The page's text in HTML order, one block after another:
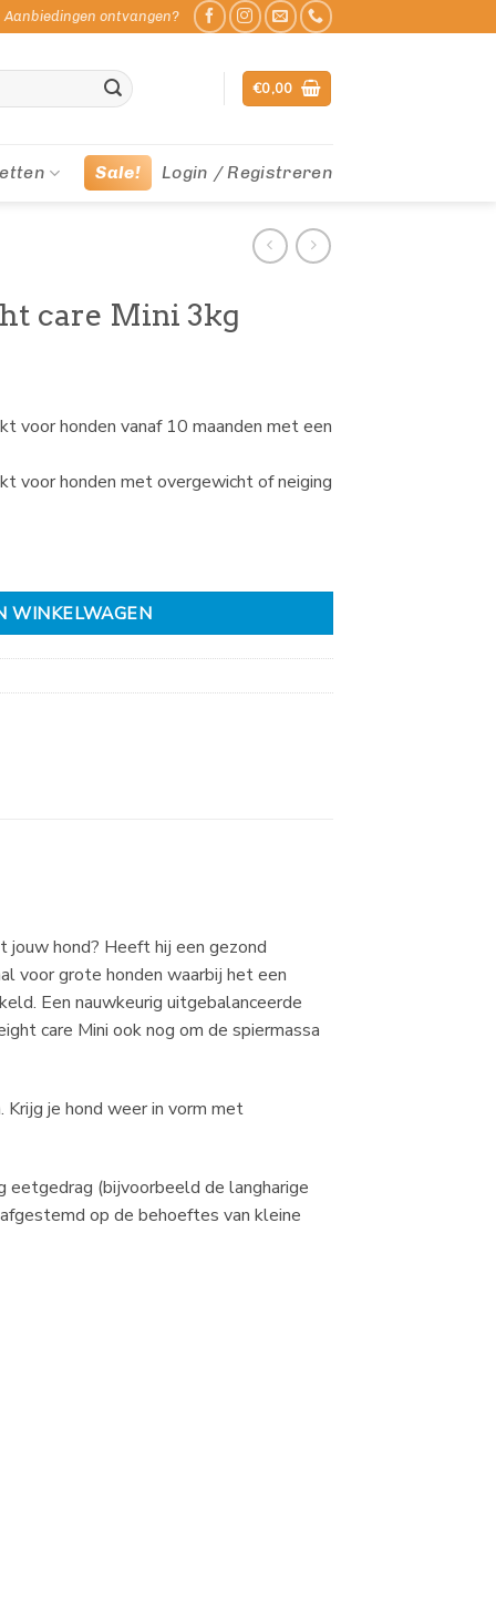
Aanbiedingen ontvangen?
€0,00
Sale! Login / Registreren
care Mini 3kg
voor honden vanaf 10 maanden met een
voor honden met overgewicht of neiging
WINKELWAGEN
hond? Heeft hij een gezond
voor grote honden waarbij het een
Een nauwkeurig uitgebalanceerde
care Mini ook nog om de spiermassa
je hond weer in vorm met
eetgedrag (bijvoorbeeld de langharige
op de behoeftes van kleine